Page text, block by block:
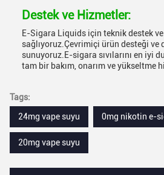
Destek ve Hizmetler:
E-Sigara Liquids için teknik destek
sağlıyoruz.Çevrimiçi ürün desteği ve
sunuyoruz.E-sigara sıvılarını en iyi
tam bir bakım, onarım ve yükseltme
Tags:
24mg vape suyu
0mg nikotin e-
20mg vape suyu